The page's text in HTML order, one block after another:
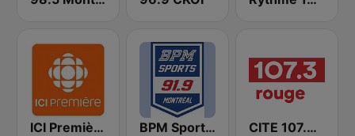
ICI Première Montréal BPM Sports 91.9 FM CITE 107.3 Rouge FM